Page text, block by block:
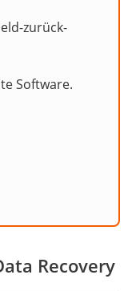
zurück-
Software.
Recovery